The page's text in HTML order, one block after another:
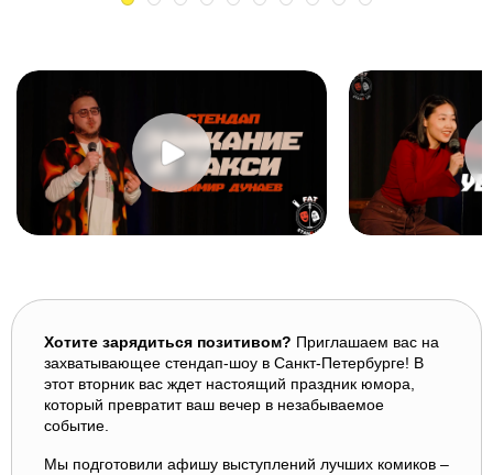
Хотите зарядиться позитивом? Приглашаем вас на
захватывающее стендап-шоу в Санкт-Петербурге! В
этот вторник вас ждет настоящий праздник юмора,
который превратит ваш вечер в незабываемое
событие.
Мы подготовили афишу выступлений лучших комиков –